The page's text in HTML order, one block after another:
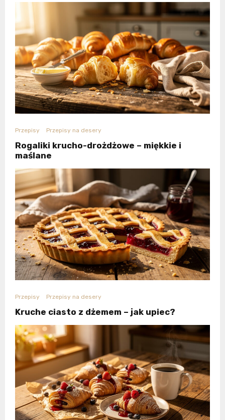
Przepisy Przepisy na desery
Rogaliki krucho-drożdżowe – miękkie i
maślane
Przepisy Przepisy na desery
Kruche ciasto z dżemem – jak upiec?